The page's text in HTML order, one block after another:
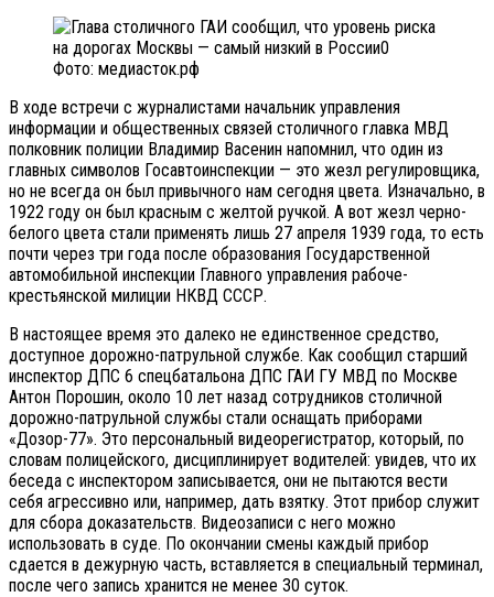
Фото: медиасток.рф
В ходе встречи с журналистами начальник управления
информации и общественных связей столичного главка МВД
полковник полиции Владимир Васенин напомнил, что один из
главных символов Госавтоинспекции — это жезл регулировщика,
но не всегда он был привычного нам сегодня цвета. Изначально, в
1922 году он был красным с желтой ручкой. А вот жезл черно-
белого цвета стали применять лишь 27 апреля 1939 года, то есть
почти через три года после образования Государственной
автомобильной инспекции Главного управления рабоче-
крестьянской милиции НКВД СССР.
В настоящее время это далеко не единственное средство,
доступное дорожно-патрульной службе. Как сообщил старший
инспектор ДПС 6 спецбатальона ДПС ГАИ ГУ МВД по Москве
Антон Порошин, около 10 лет назад сотрудников столичной
дорожно-патрульной службы стали оснащать приборами
«Дозор-77». Это персональный видеорегистратор, который, по
словам полицейского, дисциплинирует водителей: увидев, что их
беседа с инспектором записывается, они не пытаются вести
себя агрессивно или, например, дать взятку. Этот прибор служит
для сбора доказательств. Видеозаписи с него можно
использовать в суде. По окончании смены каждый прибор
сдается в дежурную часть, вставляется в специальный терминал,
после чего запись хранится не менее 30 суток.